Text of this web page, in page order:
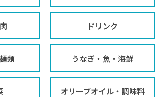
ドリンク
類 うなぎ・魚・海鮮
オリーブオイル・調味料